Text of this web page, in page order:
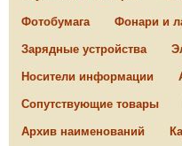
Фотобумага Фонари и
Зарядные устройства
Носители информации
Сопутствующие товары
Архив наименований